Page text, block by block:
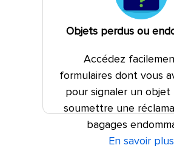
Objets perdus ou
Accédez
formulaires dont vous
pour signaler un objet
soumettre une
bagages
En savoir plus